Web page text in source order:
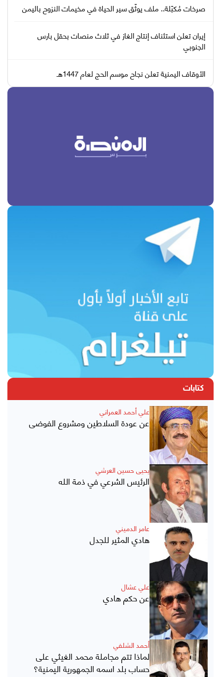
صرخات مُكبّلة.. ملف يوثّق سير الحياة في مخيمات النزوح باليمن
إيران تعلن استئناف إنتاج الغاز في ثلاث منصات بحقل بارس
الجنوبي
الأوقاف اليمنية تعلن نجاح موسم الحج لعام 1447هـ
كتابات
علي أحمد العمراني
عن عودة السلاطين ومشروع الفوضى
يحيى حسين العرشي
الرئيس الشرعي في ذمة الله
عامر الدميني
هادي المثير للجدل
علي عشال
عن حكم هادي
أحمد الشلفي
لماذا تتم مجاملة محمد الغيثي على
حساب بلد اسمه الجمهورية اليمنية؟